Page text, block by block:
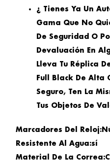
¿ Tienes Ya Un
Gama Que No
De Seguridad O
Devaluación En
Lleva Tu Réplica
Full Black De Alta
Seguro, Ten La
Tus Objetos De
Marcadores Del
Resistente Al Agua:sí
Material De La